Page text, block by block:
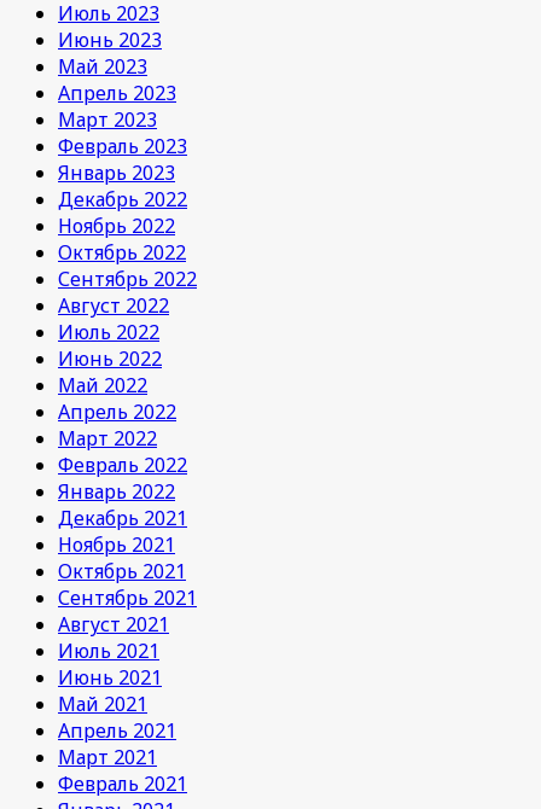
Июль 2023
Июнь 2023
Май 2023
Апрель 2023
Март 2023
Февраль 2023
Январь 2023
Декабрь 2022
Ноябрь 2022
Октябрь 2022
Сентябрь 2022
Август 2022
Июль 2022
Июнь 2022
Май 2022
Апрель 2022
Март 2022
Февраль 2022
Январь 2022
Декабрь 2021
Ноябрь 2021
Октябрь 2021
Сентябрь 2021
Август 2021
Июль 2021
Июнь 2021
Май 2021
Апрель 2021
Март 2021
Февраль 2021